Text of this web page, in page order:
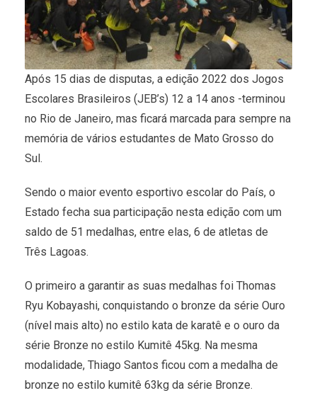
Após 15 dias de disputas, a edição 2022 dos Jogos
Escolares Brasileiros (JEB’s) 12 a 14 anos -terminou
no Rio de Janeiro, mas ficará marcada para sempre na
memória de vários estudantes de Mato Grosso do
Sul.
Sendo o maior evento esportivo escolar do País, o
Estado fecha sua participação nesta edição com um
saldo de 51 medalhas, entre elas, 6 de atletas de
Três Lagoas.
O primeiro a garantir as suas medalhas foi Thomas
Ryu Kobayashi, conquistando o bronze da série Ouro
(nível mais alto) no estilo kata de karatê e o ouro da
série Bronze no estilo Kumitê 45kg. Na mesma
modalidade, Thiago Santos ficou com a medalha de
bronze no estilo kumitê 63kg da série Bronze.